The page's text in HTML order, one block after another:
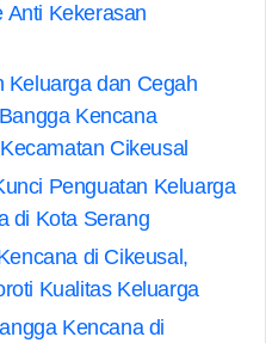
Anti Kekerasan
Keluarga dan Cegah
Kencana
Cikeusal
Penguatan Keluarga
di Kota Serang
di Cikeusal,
Kualitas Keluarga
Kencana di